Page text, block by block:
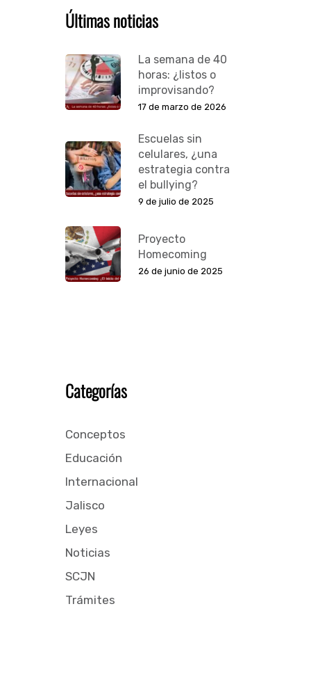
Últimas noticias
La semana de 40
horas: ¿listos o
improvisando?
17 de marzo de 2026
Escuelas sin
celulares, ¿una
estrategia contra
el bullying?
9 de julio de 2025
Proyecto
Homecoming
26 de junio de 2025
Categorías
Conceptos
Educación
Internacional
Jalisco
Leyes
Noticias
SCJN
Trámites